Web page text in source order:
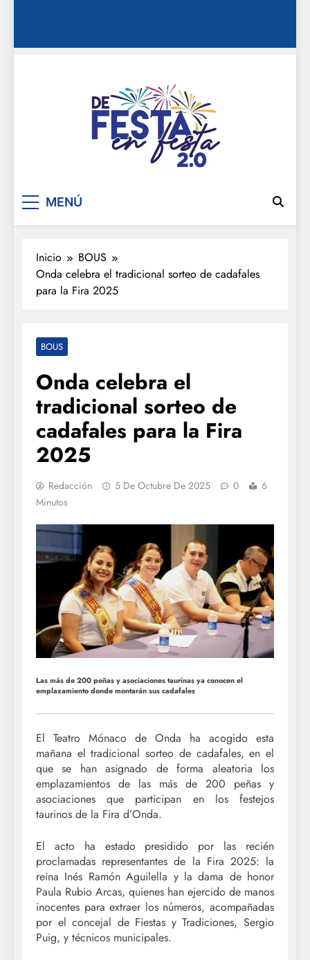
De festa en festa 2.0
MENÚ
Inicio
BOUS
Onda celebra el tradicional sorteo de cadafales
para la Fira 2025
BOUS
Onda celebra el
tradicional sorteo de
cadafales para la Fira
2025
Redacción 5 De Octubre De 2025 0
6
Minutos
Las más de 200 peñas y asociaciones taurinas ya conocen el
emplazamiento donde montarán sus cadafales
El Teatro Mónaco de Onda ha acogido esta
mañana el tradicional sorteo de cadafales, en el
que se han asignado de forma aleatoria los
emplazamientos de las más de 200 peñas y
asociaciones que participan en los festejos
taurinos de la Fira d’Onda.
El acto ha estado presidido por las recién
proclamadas representantes de la Fira 2025: la
reina Inés Ramón Aguilella y la dama de honor
Paula Rubio Arcas, quienes han ejercido de manos
inocentes para extraer los números, acompañadas
por el concejal de Fiestas y Tradiciones, Sergio
Puig, y técnicos municipales.